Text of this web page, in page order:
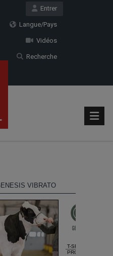
Entrer
Langue/Pays
Vidéos
Recherche